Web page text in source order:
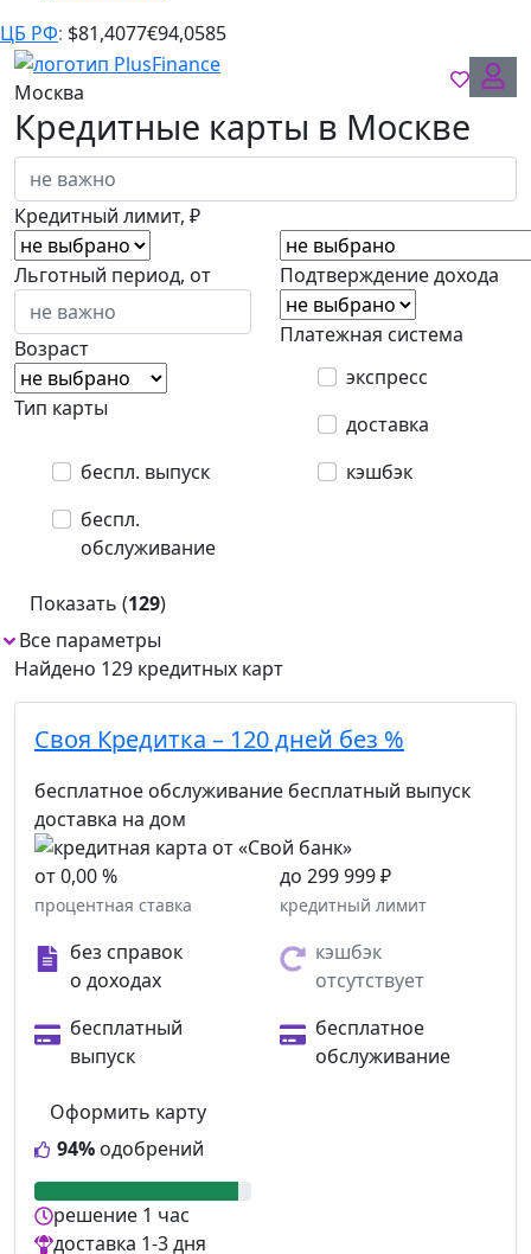
ЦБ РФ: $81,4077€94,0585
Москва
Кредитные карты в Москве
Кредитный лимит, ₽
Льготный период, от Подтверждение дохода
Возраст
Платежная система
Тип карты
экспресс
доставка
беспл. выпуск
беспл.
обслуживание
кэшбэк
Показать (129)
Все параметры
Найдено 129 кредитных карт
Своя Кредитка – 120 дней без %
бесплатное обслуживание бесплатный выпуск
доставка на дом
от 0,00 %
процентная ставка
до 299 999 ₽
кредитный лимит
без справок
о доходах
кэшбэк
отсутствует
бесплатный
выпуск
бесплатное
обслуживание
94% одобрений
Оформить карту
решение 1 час
доставка 1-3 дня